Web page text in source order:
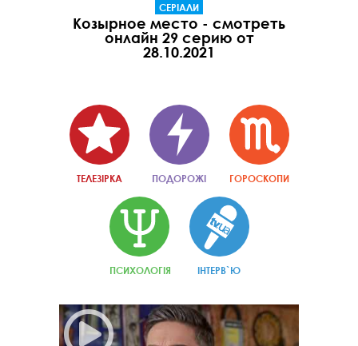
СЕРІАЛИ
Козырное место - смотреть
онлайн 29 серию от
28.10.2021
ТЕЛЕЗІРКА ПОДОРОЖІ ГОРОСКОПИ
ПСИХОЛОГІЯ ІНТЕРВ`Ю